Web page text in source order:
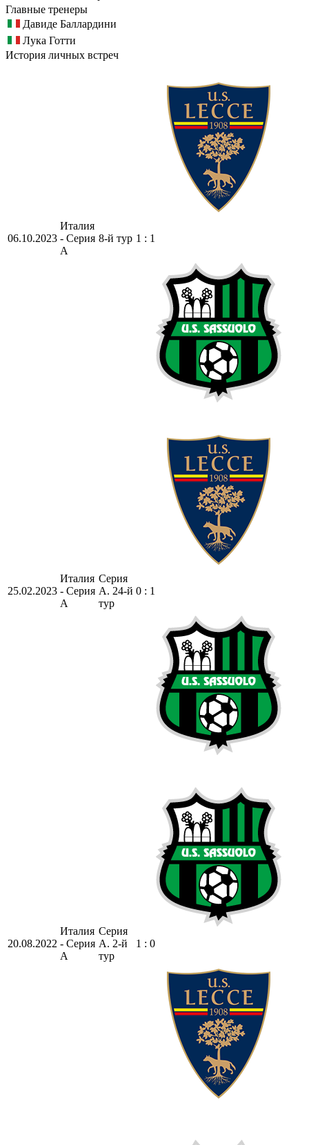
Главные тренеры
Давиде Баллардини
Лука Готти
История личных встреч
06.10.2023
Италия
- Серия
А
8-й тур 1 : 1
25.02.2023
Италия
- Серия
А
Серия
А. 24-й
тур
0 : 1
20.08.2022
Италия
- Серия
А
Серия
А. 2-й
тур
1 : 0